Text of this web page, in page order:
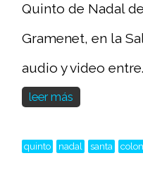
Quinto de Nadal
Gramenet, en la
audio y video
leer más
quinto nadal santa